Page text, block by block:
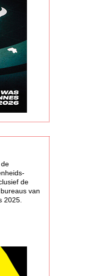
de
van
2025.